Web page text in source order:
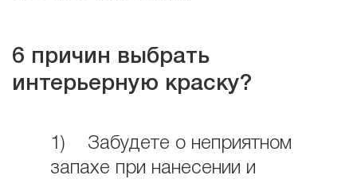
6 причин выбрать
интерьерную краску?
1) Забудете о неприятном
запахе при нанесении и